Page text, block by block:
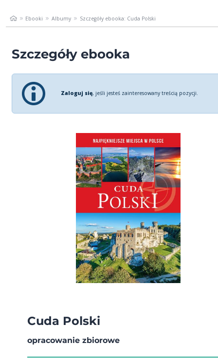
Ebooki Albumy Szczegóły ebooka: Cuda Polski
Szczegóły ebooka
Zaloguj się, jeśli jesteś zainteresowany treścią pozycji.
Cuda Polski
opracowanie zbiorowe